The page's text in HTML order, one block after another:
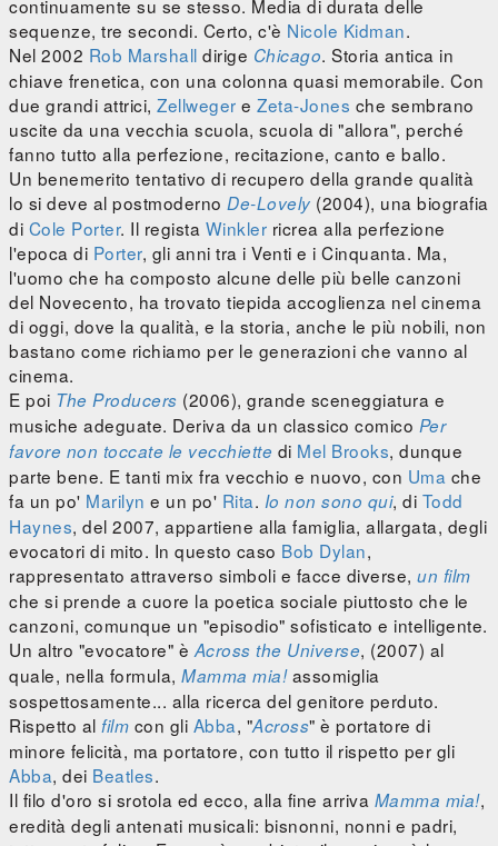
continuamente su se stesso. Media di durata delle
sequenze, tre secondi. Certo, c'è Nicole Kidman.
Nel 2002 Rob Marshall dirige Chicago. Storia antica in
chiave frenetica, con una colonna quasi memorabile. Con
due grandi attrici, Zellweger e Zeta-Jones che sembrano
uscite da una vecchia scuola, scuola di "allora", perché
fanno tutto alla perfezione, recitazione, canto e ballo.
Un benemerito tentativo di recupero della grande qualità
lo si deve al postmoderno De-Lovely (2004), una biografia
di Cole Porter. Il regista Winkler ricrea alla perfezione
l'epoca di Porter, gli anni tra i Venti e i Cinquanta. Ma,
l'uomo che ha composto alcune delle più belle canzoni
del Novecento, ha trovato tiepida accoglienza nel cinema
di oggi, dove la qualità, e la storia, anche le più nobili, non
bastano come richiamo per le generazioni che vanno al
cinema.
E poi The Producers (2006), grande sceneggiatura e
musiche adeguate. Deriva da un classico comico Per
favore non toccate le vecchiette di Mel Brooks, dunque
parte bene. E tanti mix fra vecchio e nuovo, con Uma che
fa un po' Marilyn e un po' Rita. Io non sono qui, di Todd
Haynes, del 2007, appartiene alla famiglia, allargata, degli
evocatori di mito. In questo caso Bob Dylan,
rappresentato attraverso simboli e facce diverse, un film
che si prende a cuore la poetica sociale piuttosto che le
canzoni, comunque un "episodio" sofisticato e intelligente.
Un altro "evocatore" è Across the Universe, (2007) al
quale, nella formula, Mamma mia!assomiglia
sospettosamente... alla ricerca del genitore perduto.
Rispetto al film con gli Abba, "Across" è portatore di
minore felicità, ma portatore, con tutto il rispetto per gli
Abba, dei Beatles.
Il filo d'oro si srotola ed ecco, alla fine arriva Mamma mia!,
eredità degli antenati musicali: bisnonni, nonni e padri,